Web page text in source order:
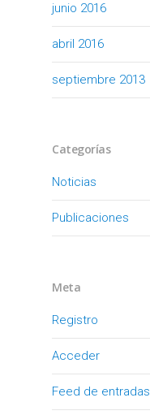
junio 2016
abril 2016
septiembre 2013
Categorías
Noticias
Publicaciones
Meta
Registro
Acceder
Feed de entradas